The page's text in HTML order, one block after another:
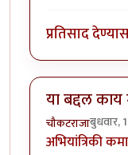
प्रतिसाद
या बद्दल काय
चौकटराजाबुधवार,
अभियांत्रिकी